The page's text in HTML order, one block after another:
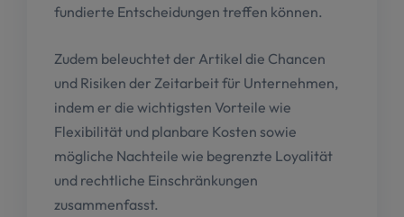
fundierte Entscheidungen treffen können.
Zudem beleuchtet der Artikel die Chancen
und Risiken der Zeitarbeit für Unternehmen,
indem er die wichtigsten Vorteile wie
Flexibilität und planbare Kosten sowie
mögliche Nachteile wie begrenzte Loyalität
und rechtliche Einschränkungen
zusammenfasst.